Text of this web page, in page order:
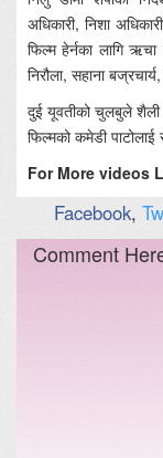
अधिकारी, निशा
फिल्म हेर्नका लागि ऋचा
निरौला, सहाना
दुई यूवतीको चुलबुले शैली
फिल्मको कमेडी
For More videos
Facebook,
Comment